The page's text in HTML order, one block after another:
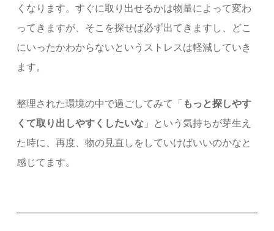
くなります。すぐに取り出せるかは物量によって変わ
ってきますが、そこを探せば必ず出てきますし、どこ
にいったかわからないというストレスは軽減していき
ます。
整理された環境の中で過ごしてみて「 もっと探しやす
くて取り出しやすくしたいな 」という気持ちが芽生え
た時に、再度、物の見直しをしていけばいいのかなと
感じてます。